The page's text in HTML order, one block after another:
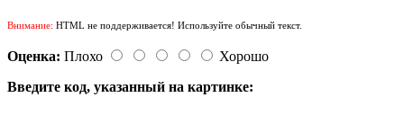
Внимание: HTML не поддерживается! Используйте обычный текст.
Оценка: Плохо
Хорошо
Введите код, указанный на картинке: